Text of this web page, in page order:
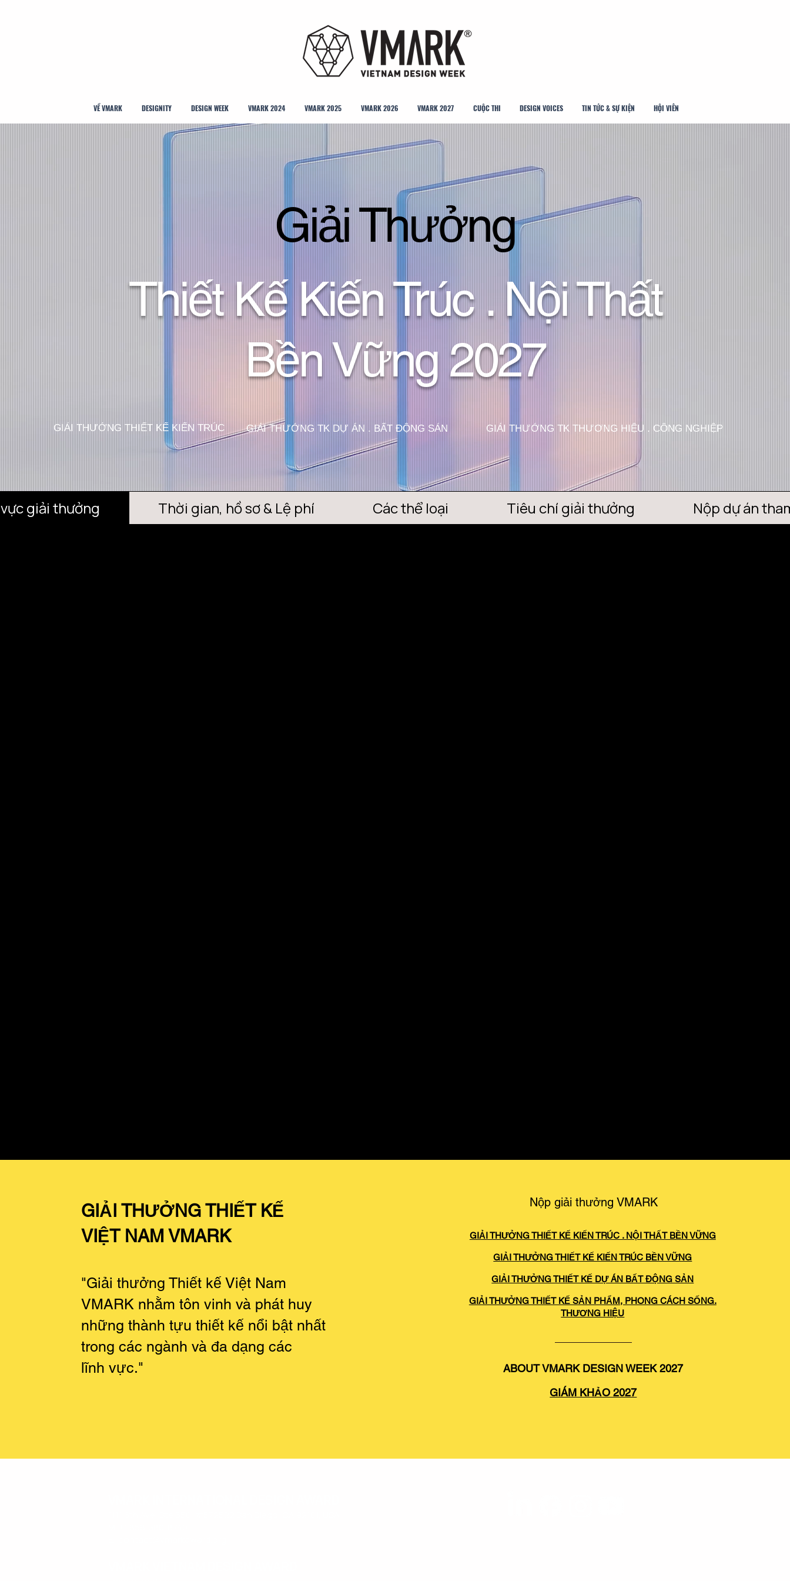
VỀ VMARK DESIGNITY DESIGN WEEK VMARK 2024 VMARK 2025 VMARK 2026 VMARK 2027 CUỘC THI DESIGN VOICES TIN TỨC & SỰ KIỆN HỘI VIÊN
Giải Thưởng
Thiết Kế Kiến Trúc . Nội Thất
Bền Vững 2027
GIẢI THƯỞNG THIẾT KẾ KIẾN TRÚC GIẢI THƯỞNG TK DỰ ÁN . BẤT ĐỘNG SẢN GIẢI THƯỞNG TK THƯƠNG HIỆU . CÔNG NGHIỆP
giải thưởng Thời gian, hồ sơ & Lệ phí Các thể loại Tiêu chí giải thưởng Nộp dự án
GIẢI THƯỞNG THIẾT KẾ
VIỆT NAM VMARK
"Giải thưởng Thiết kế Việt Nam
VMARK nhằm tôn vinh và phát huy
những thành tựu thiết kế nổi bật nhất
trong các ngành và đa dạng các
lĩnh vực."
Nộp giải thưởng VMARK
GIẢI THƯỞNG THIẾT KẾ KIẾN TRÚC . NỘI THẤT BỀN VỮNG
GIẢI THƯỞNG THIẾT KẾ KIẾN TRÚC BỀN VỮNG
GIẢI THƯỞNG THIẾT KẾ DỰ ÁN BẤT ĐỘNG SẢN
GIẢI THƯỞNG THIẾT KẾ SẢN PHẨM, PHONG CÁCH SỐNG.
THƯƠNG HIỆU
ABOUT VMARK DESIGN WEEK 2027
GIÁM KHẢO 2027